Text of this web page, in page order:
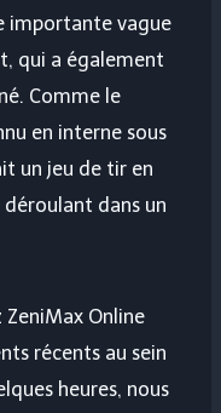
importante vague
qui a également
Comme le
en interne sous
un jeu de tir en
déroulant dans un
ZeniMax Online
récents au sein
heures, nous